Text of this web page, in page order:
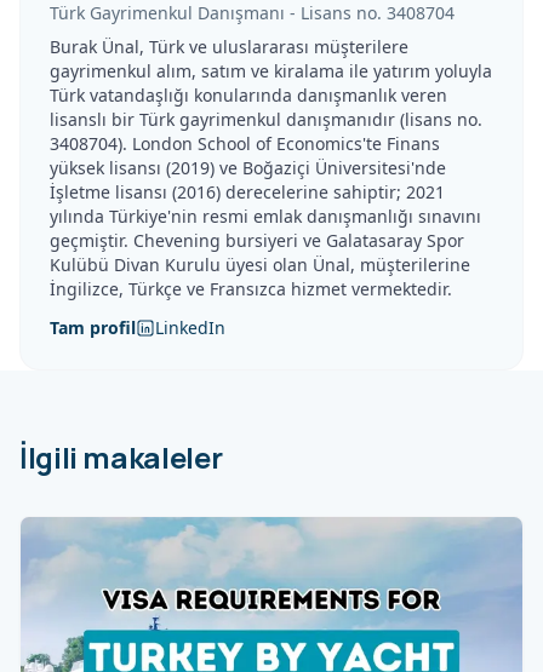
Türk Gayrimenkul Danışmanı - Lisans no. 3408704
Burak Ünal, Türk ve uluslararası müşterilere
gayrimenkul alım, satım ve kiralama ile yatırım yoluyla
Türk vatandaşlığı konularında danışmanlık veren
lisanslı bir Türk gayrimenkul danışmanıdır (lisans no.
3408704). London School of Economics'te Finans
yüksek lisansı (2019) ve Boğaziçi Üniversitesi'nde
İşletme lisansı (2016) derecelerine sahiptir; 2021
yılında Türkiye'nin resmi emlak danışmanlığı sınavını
geçmiştir. Chevening bursiyeri ve Galatasaray Spor
Kulübü Divan Kurulu üyesi olan Ünal, müşterilerine
İngilizce, Türkçe ve Fransızca hizmet vermektedir.
Tam profil
LinkedIn
İlgili makaleler